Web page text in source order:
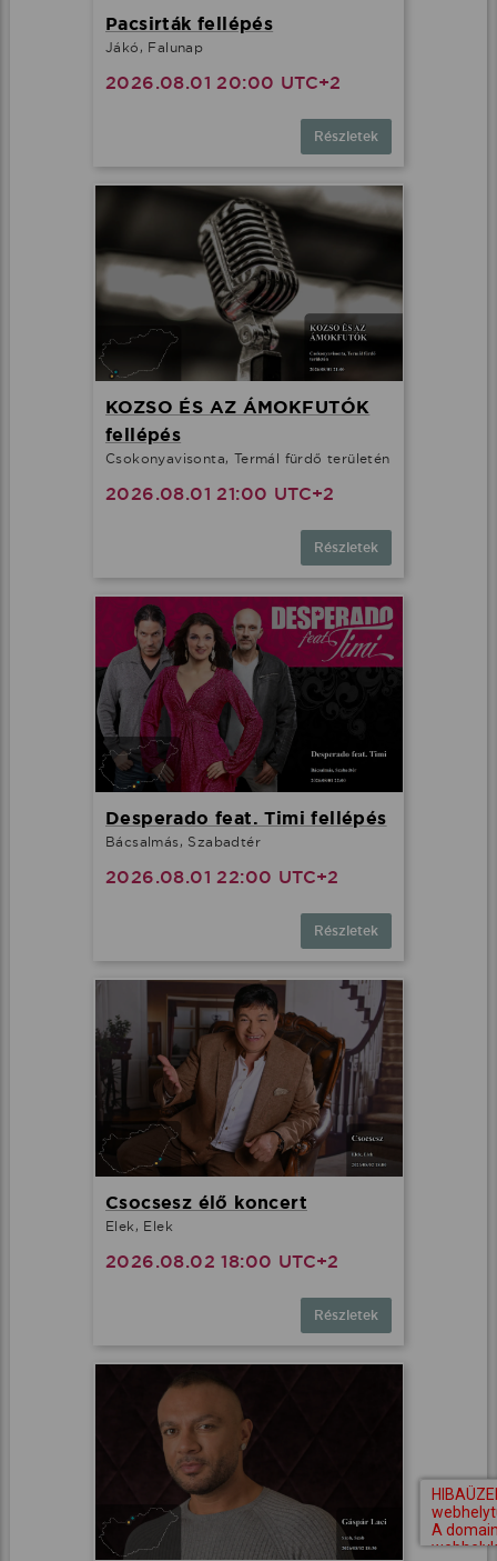
Pacsirták fellépés
Jákó, Falunap
2026.08.01 20:00 UTC+2
Részletek
KOZSO ÉS AZ ÁMOKFUTÓK
fellépés
Csokonyavisonta, Termál fürdő területén
2026.08.01 21:00 UTC+2
Részletek
Desperado feat. Timi fellépés
Bácsalmás, Szabadtér
2026.08.01 22:00 UTC+2
Részletek
Csocsesz élő koncert
Elek, Elek
2026.08.02 18:00 UTC+2
Részletek